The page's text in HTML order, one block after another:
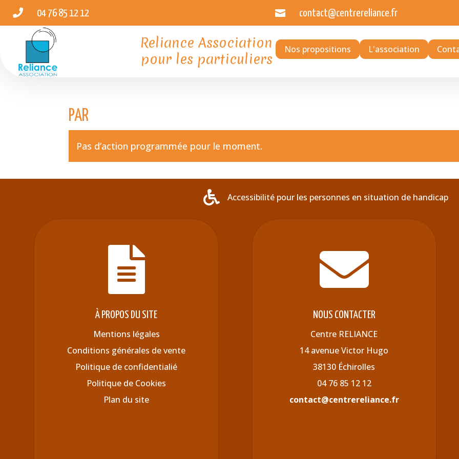
 04 76 85 12 12  contact@centrereliance.fr
Reliance Association
pour les particuliers
Nos propositions L'association
PAR
Pas d’action programmée pour le moment.
 Accessibilité pour les personnes en situation de handicap

À PROPOS DU SITE
Mentions légales
Conditions générales de vente
Politique de confidentialié
Politique de Cookies
Plan du site

NOUS CONTACTER
Centre RELIANCE
14 avenue Victor Hugo
38130 Échirolles
04 76 85 12 12
contact@centrereliance.fr